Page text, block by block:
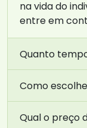
na vida do
entre em
Quanto
Como
Qual o preço